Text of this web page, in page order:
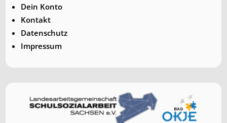
Dein Konto
Kontakt
Datenschutz
Impressum